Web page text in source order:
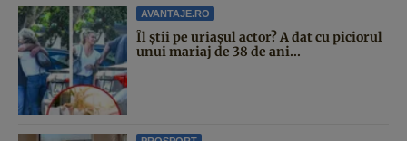
AVANTAJE.RO
Îl știi pe uriașul actor? A dat cu piciorul
unui mariaj de 38 de ani...